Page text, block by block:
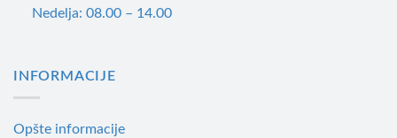
Nedelja: 08.00 – 14.00
INFORMACIJE
Opšte informacije